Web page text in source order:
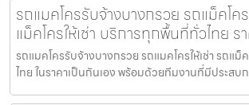
รถแมคโครรับจ้างบางกรวย รถแม็คโค
แม็คโครให้เช่า บริการทุกพื้นที่ทั่วไทย ร
รถแมคโครรับจ้างบางกรวย รถแมคโครให้เช่า รถแม็
ไทย ในราคาเป็นกันเอง พร้อมด้วยทีมงานที่มีประสบ